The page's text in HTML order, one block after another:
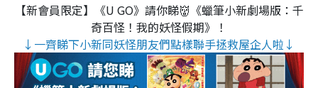
【新會員限定】《U GO》請你睇👹《蠟筆小新劇場版：千
奇百怪！我的妖怪假期》！
↓一齊睇下小新同妖怪朋友們點樣聯手拯救屋企人啦↓